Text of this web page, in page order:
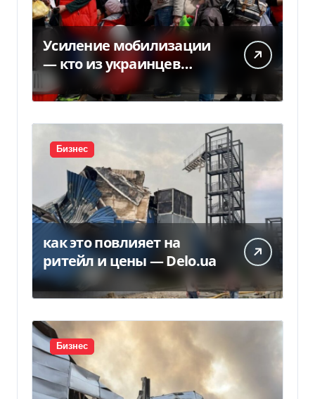
Усиление мобилизации
— кто из украинцев
потеряет право на
временную защиту в ЕС
Бизнес
как это повлияет на
ритейл и цены — Delo.ua
Бизнес